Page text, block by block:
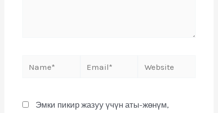
Эмки пикир жазуу үчүн аты-жөнүм,